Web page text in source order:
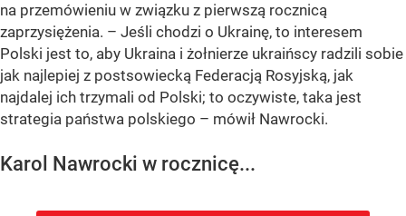
na przemówieniu w związku z pierwszą rocznicą
zaprzysiężenia. – Jeśli chodzi o Ukrainę, to interesem
Polski jest to, aby Ukraina i żołnierze ukraińscy radzili sobie
jak najlepiej z postsowiecką Federacją Rosyjską, jak
najdalej ich trzymali od Polski; to oczywiste, taka jest
strategia państwa polskiego – mówił Nawrocki.
Karol Nawrocki w rocznicę...